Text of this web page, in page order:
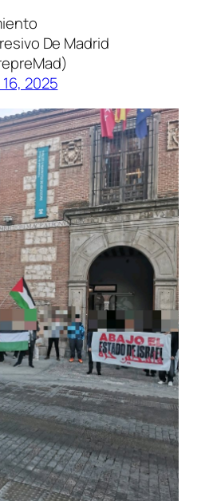
De Madrid
2025